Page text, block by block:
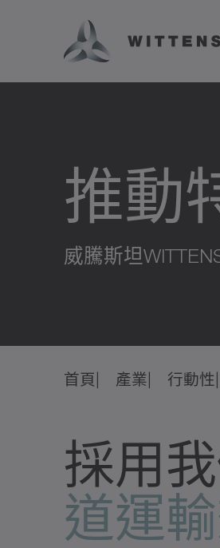
推動
威騰斯坦
首頁 產業 行動性
採用
道運